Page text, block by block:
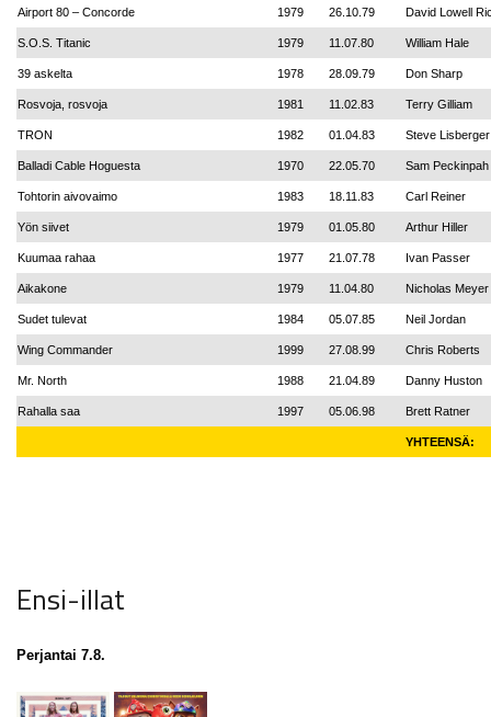
Airport 80 – Concorde 1979 26.10.79 David Lowell
S.O.S. Titanic 1979 11.07.80 William Hale
39 askelta 1978 28.09.79 Don Sharp
Rosvoja, rosvoja 1981 11.02.83 Terry Gilliam
TRON 1982 01.04.83 Steve Lisberger
Balladi Cable Hoguesta 1970 22.05.70 Sam Peckinpah
Tohtorin aivovaimo 1983 18.11.83 Carl Reiner
Yön siivet 1979 01.05.80 Arthur Hiller
Kuumaa rahaa 1977 21.07.78 Ivan Passer
Aikakone 1979 11.04.80 Nicholas Meyer
Sudet tulevat 1984 05.07.85 Neil Jordan
Wing Commander 1999 27.08.99 Chris Roberts
Mr. North 1988 21.04.89 Danny Huston
Rahalla saa 1997 05.06.98 Brett Ratner
YHTEENSÄ:
Ensi-illat
Perjantai 7.8.